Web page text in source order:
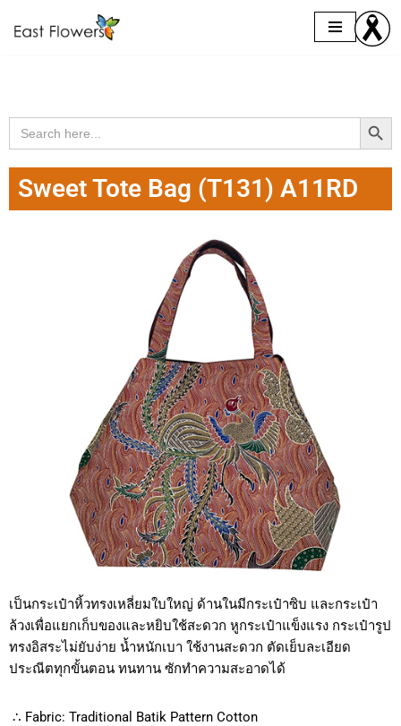
Search
for:
Search Button
Sweet Tote Bag (T131) A11RD
เป็นกระเป๋าหิ้วทรงเหลี่ยมใบใหญ่ ด้านในมีกระเป๋าซิบ และกระเป๋า
ล้วงเพื่อแยกเก็บของและหยิบใช้สะดวก หูกระเป๋าแข็งแรง กระเป๋ารูป
ทรงอิสระไม่ยับง่าย น้ำหนักเบา ใช้งานสะดวก ตัดเย็บละเอียด
ประณีตทุกขั้นตอน ทนทาน ซักทำความสะอาดได้
∴ Fabric: Traditional Batik Pattern Cotton